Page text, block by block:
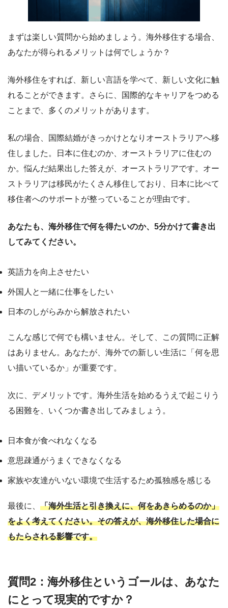
まずは楽しい質問から始めましょう。海外移住する場合、
あなたが得られるメリットは何でしょうか？
海外移住をすれば、新しい言語を学べて、新しい文化に触
れることができます。さらに、国際的なキャリアをつめる
ことまで、多くのメリットがあります。
私の場合、国際結婚がきっかけとなりオーストラリアへ移
住しました。日本に住むのか、オーストラリアに住むの
か。悩んだ結果出した答えが、オーストラリアです。オー
ストラリアは移民がたくさん移住しており、日本に比べて
移住者へのサポートが整っていることが理由です。
あなたも、海外移住で何を得たいのか、5分かけて書き出
してみてください。
英語力を向上させたい
外国人と一緒に仕事をしたい
日本のしがらみから解放されたい
こんな感じで何でも構いません。そして、この質問に正解
はありません。あなたが、海外での新しい生活に「何を思
い描いているか」が重要です。
次に、デメリットです。海外生活を始めるうえで起こりう
る困難を、いくつか書き出してみましょう。
日本食が食べれなくなる
意思疎通がうまくできなくなる
家族や友達がいない環境で生活するため孤独感を感じる
最後に、 「海外生活と引き換えに、何をあきらめるのか」
をよく考えてください。その答えが、海外移住した場合に
もたらされる影響です。
質問2：海外移住というゴールは、あなた
にとって現実的ですか？